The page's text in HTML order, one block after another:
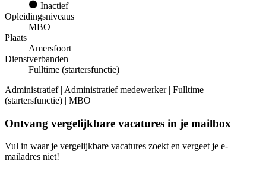
Inactief
Opleidingsniveaus
MBO
Plaats
Amersfoort
Dienstverbanden
Fulltime (startersfunctie)
Administratief | Administratief medewerker | Fulltime
(startersfunctie) | MBO
Ontvang vergelijkbare vacatures in je mailbox
Vul in waar je vergelijkbare vacatures zoekt en vergeet je e-
mailadres niet!